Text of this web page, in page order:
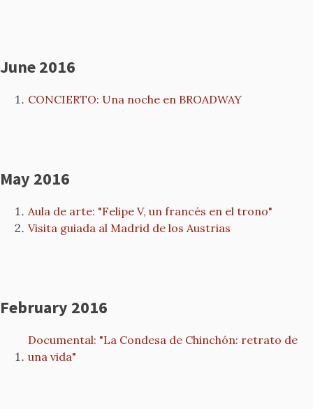
June 2016
CONCIERTO: Una noche en BROADWAY
May 2016
Aula de arte: "Felipe V, un francés en el trono"
Visita guiada al Madrid de los Austrias
February 2016
Documental: "La Condesa de Chinchón: retrato de
una vida"